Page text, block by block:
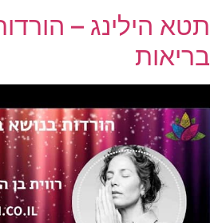
תטא הילינג –
בריאות